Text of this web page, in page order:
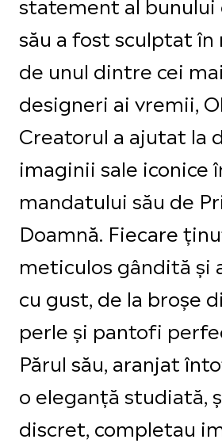
său a fost sculptat
de unul dintre cei
designeri ai vremii,
Creatorul a ajutat la
imaginii sale iconice
mandatului său de
Doamnă. Fiecare
meticulos gândită și
cu gust, de la broșe
perle și pantofi
Părul său, aranjat
o eleganță studiată,
discret, completau